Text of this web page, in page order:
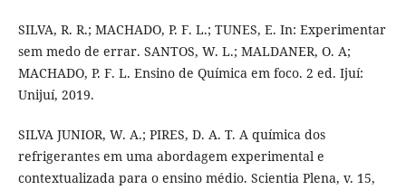
SILVA, R. R.; MACHADO, P. F. L.; TUNES, E. In: Experimentar
sem medo de errar. SANTOS, W. L.; MALDANER, O. A;
MACHADO, P. F. L. Ensino de Química em foco. 2 ed. Ijuí:
Unijuí, 2019.
SILVA JUNIOR, W. A.; PIRES, D. A. T. A química dos
refrigerantes em uma abordagem experimental e
contextualizada para o ensino médio. Scientia Plena, v. 15,